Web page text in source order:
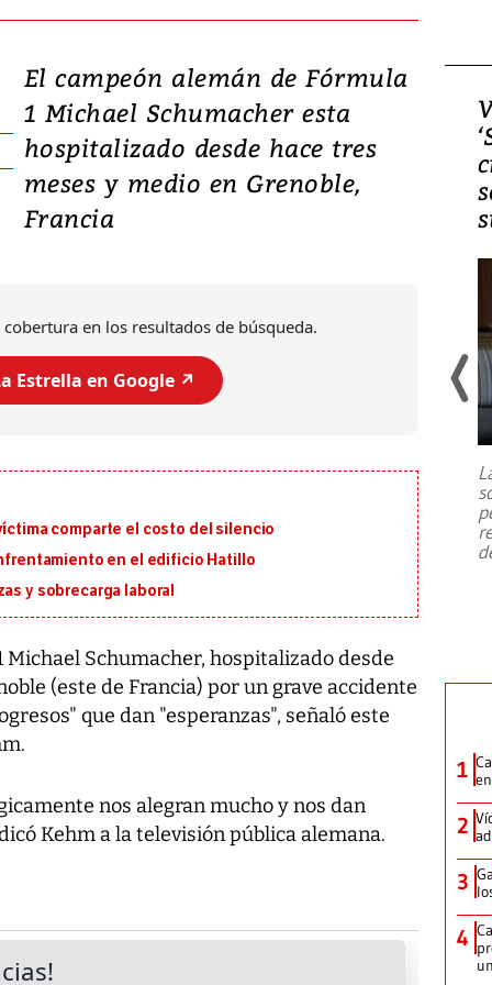
El campeón alemán de Fórmula
1 Michael Schumacher esta
hospitalizado desde hace tres
meses y medio en Grenoble,
Francia
en los resultados de búsqueda.
Estrella en Google ↗️
comparte el costo del silencio
en el edificio Hatillo
y sobrecarga laboral
Michael Schumacher, hospitalizado desde
(este de Francia) por un grave accidente
que dan "esperanzas", señaló este
nos alegran mucho y nos dan
Kehm a la televisión pública alemana.
Video, Japón: Terremoto
deja heridos y graves
daños en Kumamoto
al sur de Japón, provocando una
1
2
3
4